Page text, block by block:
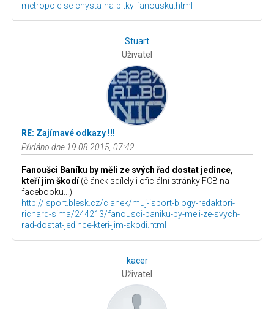
metropole-se-chysta-na-bitky-fanousku.html
Stuart
Uživatel
RE: Zajímavé odkazy !!!
Přidáno dne 19.08.2015, 07:42
Fanoušci Baníku by měli ze svých řad dostat jedince,
kteří jim škodí(článek sdílely i oficiální stránky FCB na
facebooku...)
http://isport.blesk.cz/clanek/muj-isport-blogy-redaktori-
richard-sima/244213/fanousci-baniku-by-meli-ze-svych-
rad-dostat-jedince-kteri-jim-skodi.html
kacer
Uživatel